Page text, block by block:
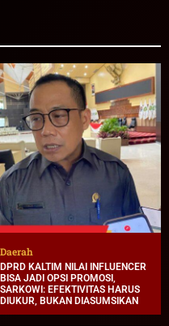
Daerah
DPRD KALTIM NILAI INFLUENCER
BISA JADI OPSI PROMOSI,
SARKOWI: EFEKTIVITAS HARUS
DIUKUR, BUKAN DIASUMSIKAN